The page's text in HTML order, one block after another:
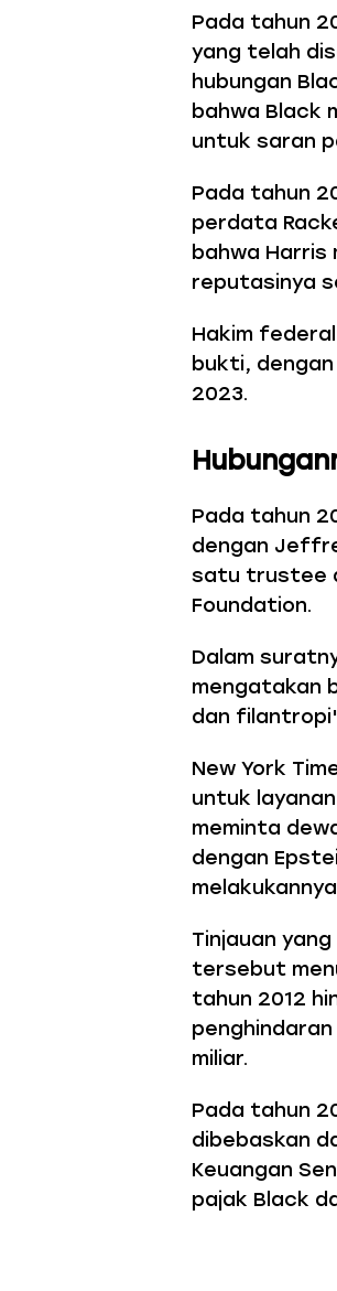
Pada tahun
yang telah
hubungan
bahwa Black
untuk saran
Pada tahun
perdata
bahwa Harris
reputasinya
Hakim
bukti,
2023.
Pada tahun
dengan
satu trustee
Foundation.
Dalam
mengatakan
dan
New York
untuk
meminta
dengan
Tinjauan
tersebut
tahun 2012
miliar.
Pada tahun
dibebaskan
Keuangan
pajak Black